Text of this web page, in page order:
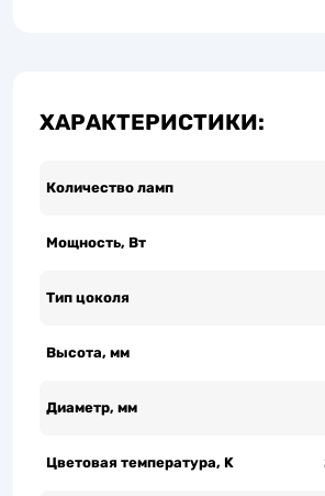
ХАРАКТЕРИСТИКИ:
Количество ламп
Мощность, Вт
Тип цоколя
Высота, мм
Диаметр, мм
Цветовая температура, K